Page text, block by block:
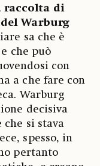
raccolta di
Warburg
sa che è
che può
con
a che fare con
Warburg
decisiva
si stava
spesso, in
pertanto